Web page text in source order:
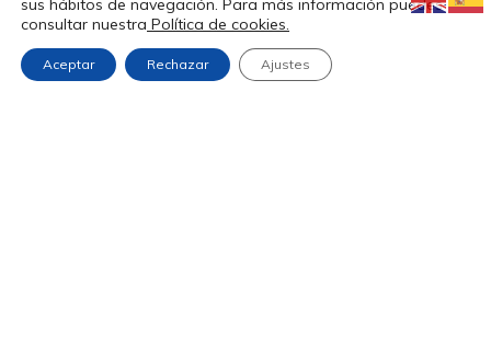
Ctra. Valladolid, Nº 74
37184 • Villares de la Reina
sus hábitos de navegación. Para más información puedes
consultar nuestra Política de cookies.
Aceptar Rechazar Ajustes